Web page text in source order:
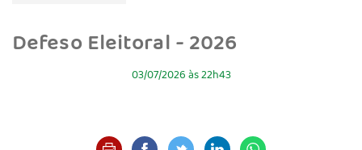
Defeso Eleitoral - 2026
03/07/2026 às 22h43